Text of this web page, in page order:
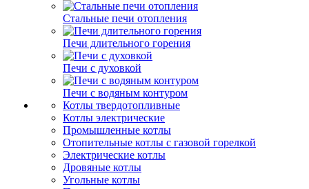
Стальные печи отопления
Печи длительного горения
Печи с духовкой
Печи с водяным контуром
Котлы твердотопливные
Котлы электрические
Промышленные котлы
Отопительные котлы с газовой горелкой
Электрические котлы
Дровяные котлы
Угольные котлы